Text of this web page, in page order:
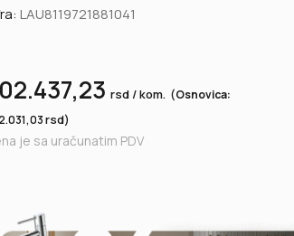
LAU8119721881041
rsd / kom. (Osnovica:
rsd)
je sa uračunatim PDV